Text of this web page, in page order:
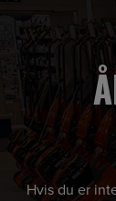
Hvis du er